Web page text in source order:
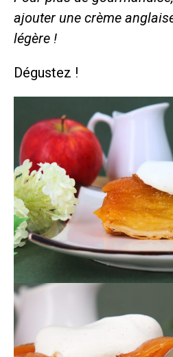
ajouter une crème
légère !
Dégustez !